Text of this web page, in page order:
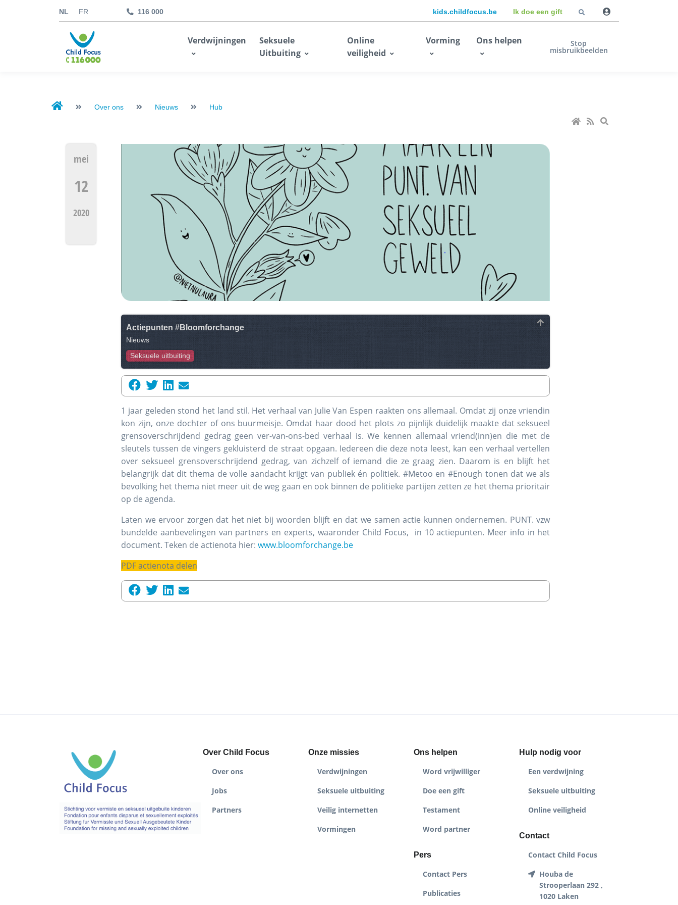
NL FR 116 000 kids.childfocus.be Ik doe een gift
Verdwijningen
Seksuele
Uitbuiting
Online
veiligheid
Vorming Ons helpen Stop
misbruikbeelden
Over ons Nieuws Hub
Actiepunten #Bloomforchange
Nieuws
Seksuele uitbuiting
mei
12
2020
1 jaar geleden stond het land stil. Het verhaal van Julie Van Espen raakten ons allemaal. Omdat zij onze vriendin
kon zijn, onze dochter of ons buurmeisje. Omdat haar dood het plots zo pijnlijk duidelijk maakte dat seksueel
grensoverschrijdend gedrag geen ver-van-ons-bed verhaal is. We kennen allemaal vriend(inn)en die met de
sleutels tussen de vingers gekluisterd de straat opgaan. Iedereen die deze nota leest, kan een verhaal vertellen
over seksueel grensoverschrijdend gedrag, van zichzelf of iemand die ze graag zien. Daarom is en blijft het
belangrijk dat dit thema de volle aandacht krijgt van publiek én politiek. #Metoo en #Enough tonen dat we als
bevolking het thema niet meer uit de weg gaan en ook binnen de politieke partijen zetten ze het thema prioritair
op de agenda.
Laten we ervoor zorgen dat het niet bij woorden blijft en dat we samen actie kunnen ondernemen. PUNT. vzw
bundelde aanbevelingen van partners en experts, waaronder Child Focus, in 10 actiepunten. Meer info in het
document. Teken de actienota hier: www.bloomforchange.be
PDF actienota delen
Over Child Focus
Over ons
Jobs
Partners
Onze missies
Verdwijningen
Seksuele uitbuiting
Veilig internetten
Vormingen
Ons helpen
Word vrijwilliger
Doe een gift
Testament
Word partner
Pers
Contact Pers
Publicaties
Hulp nodig voor
Een verdwijning
Seksuele uitbuiting
Online veiligheid
Contact
Contact Child Focus
Houba de
Strooperlaan 292 ,
1020 Laken